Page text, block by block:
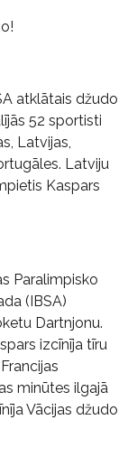
atklātais džudo
52 sportisti
Latvijas,
Latviju
Kaspars
Paralimpisko
(IBSA)
Dartnjonu.
izcīnīja tīru
minūtes ilgajā
Vācijas džudo